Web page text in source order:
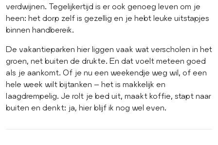
verdwijnen. Tegelijkertijd is er ook genoeg leven om je
heen: het dorp zelf is gezellig en je hebt leuke uitstapjes
binnen handbereik.
De vakantieparken hier liggen vaak wat verscholen in het
groen, net buiten de drukte. En dat voelt meteen goed
als je aankomt. Of je nu een weekendje weg wil, of een
hele week wilt bijtanken – het is makkelijk en
laagdrempelig. Je rolt je bed uit, maakt koffie, stapt naar
buiten en denkt: ja, hier blijf ik nog wel even.